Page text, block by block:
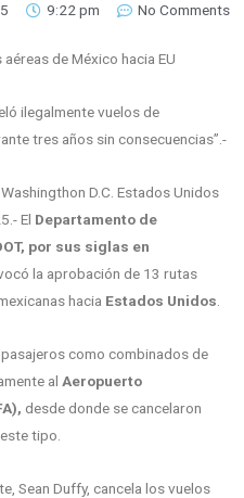
9:22 pm No Comments
de México hacia EU
ilegalmente vuelos de
tres años sin consecuencias”.-
D.C. Estados Unidos
El Departamento de
por sus siglas en
la aprobación de 13 rutas
hacia Estados Unidos
como combinados de
al Aeropuerto
desde donde se cancelaron
tipo.
Sean Duffy, cancela los vuelos